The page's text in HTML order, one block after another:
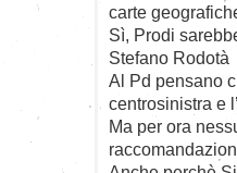
carte
Sì, Prodi
Stefano Rodotà
Al Pd pensano
centrosinistra e
Ma per ora